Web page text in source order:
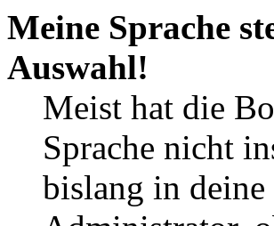
Meine Sprache
Auswahl!
Meist hat die
Sprache nicht
bislang in deine